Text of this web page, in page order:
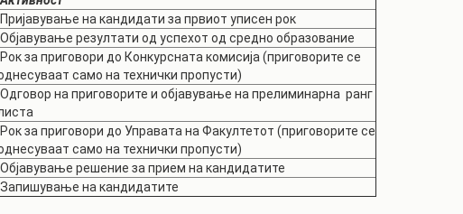
Пријавување на кандидати за првиот уписен рок
Објавување резултати од успехот од средно образование
Рок за приговори до Конкурсната комисија (приговорите се
само на технички пропусти)
Одговор на приговорите и објавување на прелиминарна ранг
Рок за приговори до Управата на Факултетот (приговорите се
само на технички пропусти)
Објавување решение за прием на кандидатите
Запишување на кандидатите